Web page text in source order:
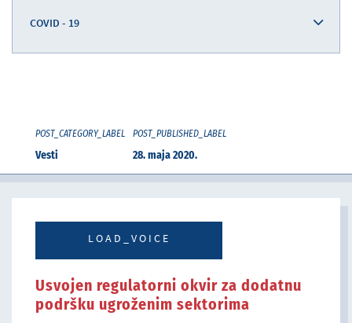
COVID - 19
POST_CATEGORY_LABEL
Vesti
POST_PUBLISHED_LABEL
28. maja 2020.
LOAD_VOICE
Usvojen regulatorni okvir za dodatnu
podršku ugroženim sektorima